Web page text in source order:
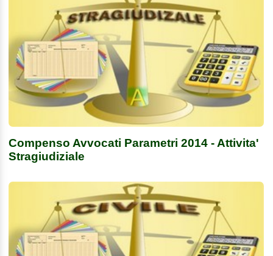
Compenso Avvocati Parametri 2014 - Attivita'
Stragiudiziale